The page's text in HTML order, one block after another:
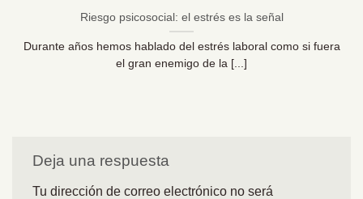
Riesgo psicosocial: el estrés es la señal
Durante años hemos hablado del estrés laboral como si fuera
el gran enemigo de la [...]
Deja una respuesta
Tu dirección de correo electrónico no será